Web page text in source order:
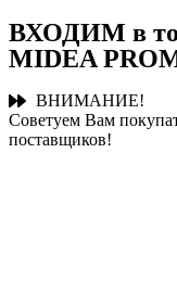
ВХОДИМ в
MIDEA
ВНИМАНИЕ!
Советуем Вам
поставщиков!